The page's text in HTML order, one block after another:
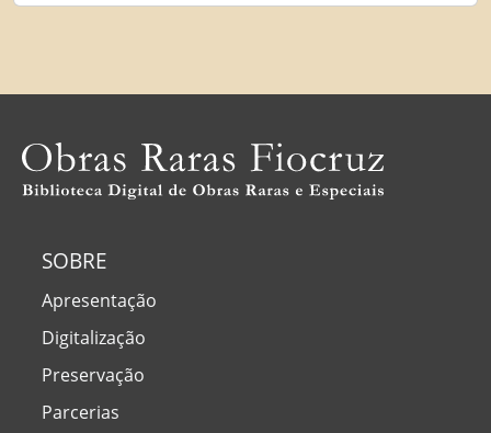
SOBRE
Apresentação
Digitalização
Preservação
Parcerias